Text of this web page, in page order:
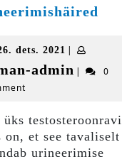
dets. 2021 26.
dets.
|
admin roman-
|
0
üks testosteroonravi
on, et see tavaliselt
urineerimise